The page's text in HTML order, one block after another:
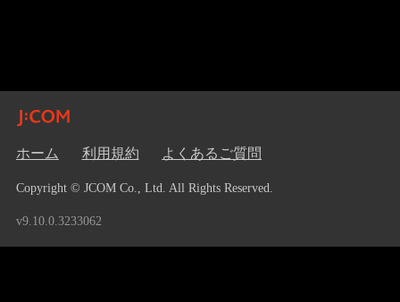
ホーム 利用規約 よくあるご質問
Copyright © JCOM Co., Ltd. All Rights Reserved.
v9.10.0.3233062